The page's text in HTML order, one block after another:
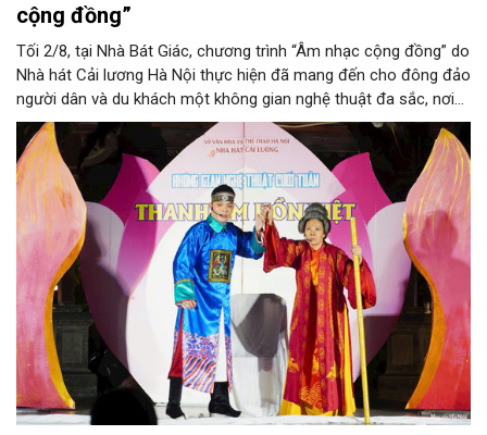
cộng đồng”
Tối 2/8, tại Nhà Bát Giác, chương trình “Âm nhạc cộng đồng” do
Nhà hát Cải lương Hà Nội thực hiện đã mang đến cho đông đảo
người dân và du khách một không gian nghệ thuật đa sắc, nơi
những làn điệu cải lương, ca cổ, tân cổ và các tiết mục múa
hòa quyện trong không gian của phố đi bộ hồ Hoàn Kiếm. Đặc
biệt, chương trình có sự giao lưu của các nghệ sĩ đến từ
phương Nam, góp phần tạo nên cuộc gặp gỡ nghệ thuật giàu
cảm xúc.